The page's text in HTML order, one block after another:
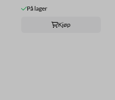
På lager
Kjøp